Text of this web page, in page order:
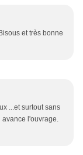
et très bonne
...et surtout sans
l'ouvrage.